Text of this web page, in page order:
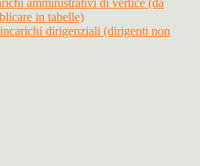
amministrativi di vertice (da
in tabelle)
dirigenziali (dirigenti non